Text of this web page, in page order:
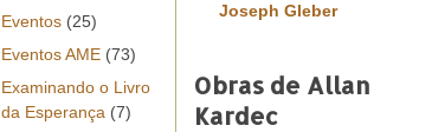
Eventos (25)
Eventos AME (73)
Examinando o Livro
da Esperança (7)
Joseph Gleber
Obras de Allan
Kardec